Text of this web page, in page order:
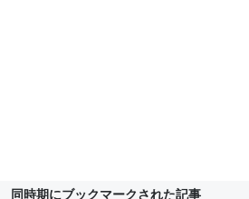
同時期にブックマークされた記事